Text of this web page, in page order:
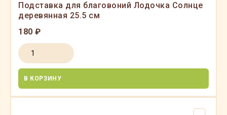
Подставка для благовоний Лодочка Солнце
деревянная 25.5 см
180 ₽
В КОРЗИНУ